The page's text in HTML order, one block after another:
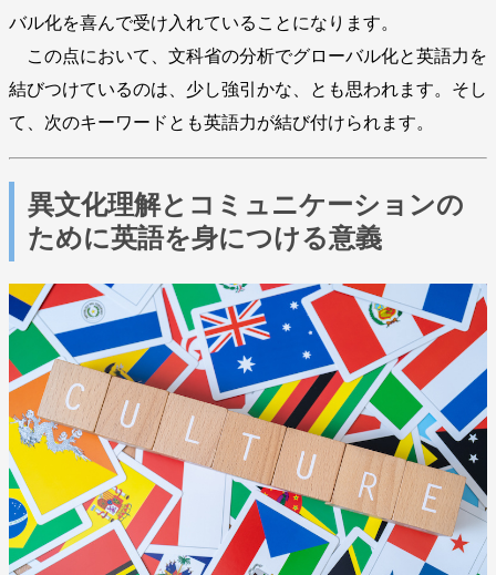
バル化を喜んで受け入れていることになります。
この点において、文科省の分析でグローバル化と英語力を
結びつけているのは、少し強引かな、とも思われます。そし
て、次のキーワードとも英語力が結び付けられます。
異文化理解とコミュニケーションの
ために英語を身につける意義